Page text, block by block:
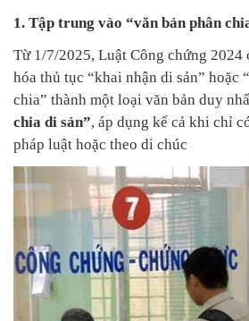
1. Tập trung vào “văn bản phân
Từ 1/7/2025, Luật Công chứng 2024
hóa thủ tục “khai nhận di sản” hoặc
chia” thành một loại văn bản duy
chia di sản”, áp dụng kể cả khi chỉ
pháp luật hoặc theo di chúc